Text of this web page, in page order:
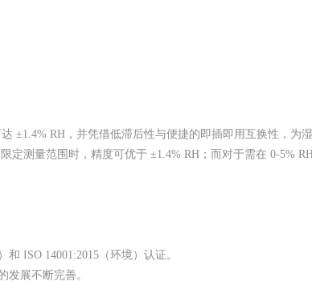
±1.4% RH，并凭借低滞后性与便捷的即插即用互换性，为
定测量范围时，精度可优于 ±1.4% RH；而对于需在 0-5%
ISO 14001:2015（环境）认证。
发展不断完善。